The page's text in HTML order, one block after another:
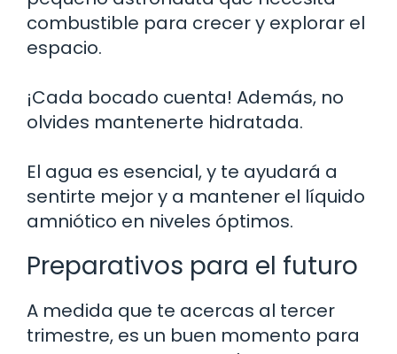
combustible para crecer y explorar el
espacio.
¡Cada bocado cuenta! Además, no
olvides mantenerte hidratada.
El agua es esencial, y te ayudará a
sentirte mejor y a mantener el líquido
amniótico en niveles óptimos.
Preparativos para el futuro
A medida que te acercas al tercer
trimestre, es un buen momento para